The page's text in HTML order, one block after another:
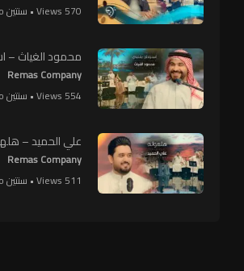
570 Views • سنتين ago
محمود الغياث –
Remas Company
554 Views • سنتين ago
علي الحميد –
Remas Company
511 Views • سنتين ago